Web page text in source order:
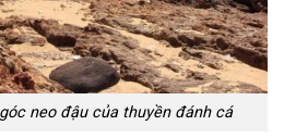
neo đậu của thuyền đánh cá